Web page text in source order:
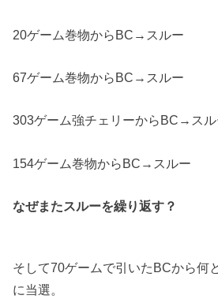
20ゲーム巻物からBC→スルー
67ゲーム巻物からBC→スルー
303ゲーム強チェリーからBC→スル
154ゲーム巻物からBC→スルー
なぜまたスルーを繰り返す？
そして70ゲームで引いたBCから何
に当選。